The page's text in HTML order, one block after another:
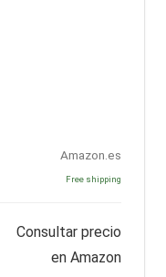
Amazon.es
Free shipping
Consultar precio
en Amazon